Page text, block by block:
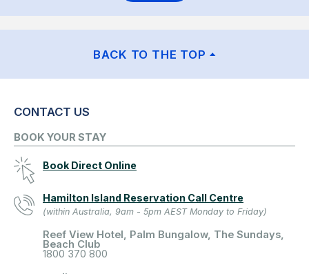
BACK TO THE TOP
CONTACT US
BOOK YOUR STAY
Book Direct Online
Hamilton Island Reservation Call Centre
(within Australia, 9am - 5pm AEST Monday to Friday)
Reef View Hotel, Palm Bungalow, The Sundays,
Beach Club
1800 370 800